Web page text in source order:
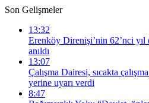
Son Gelişmeler
13:32
Erenköy Direnişi’nin 62’nci
anıldı
13:07
Çalışma Dairesi, sıcakta
yerine uyarı verdi
8:47